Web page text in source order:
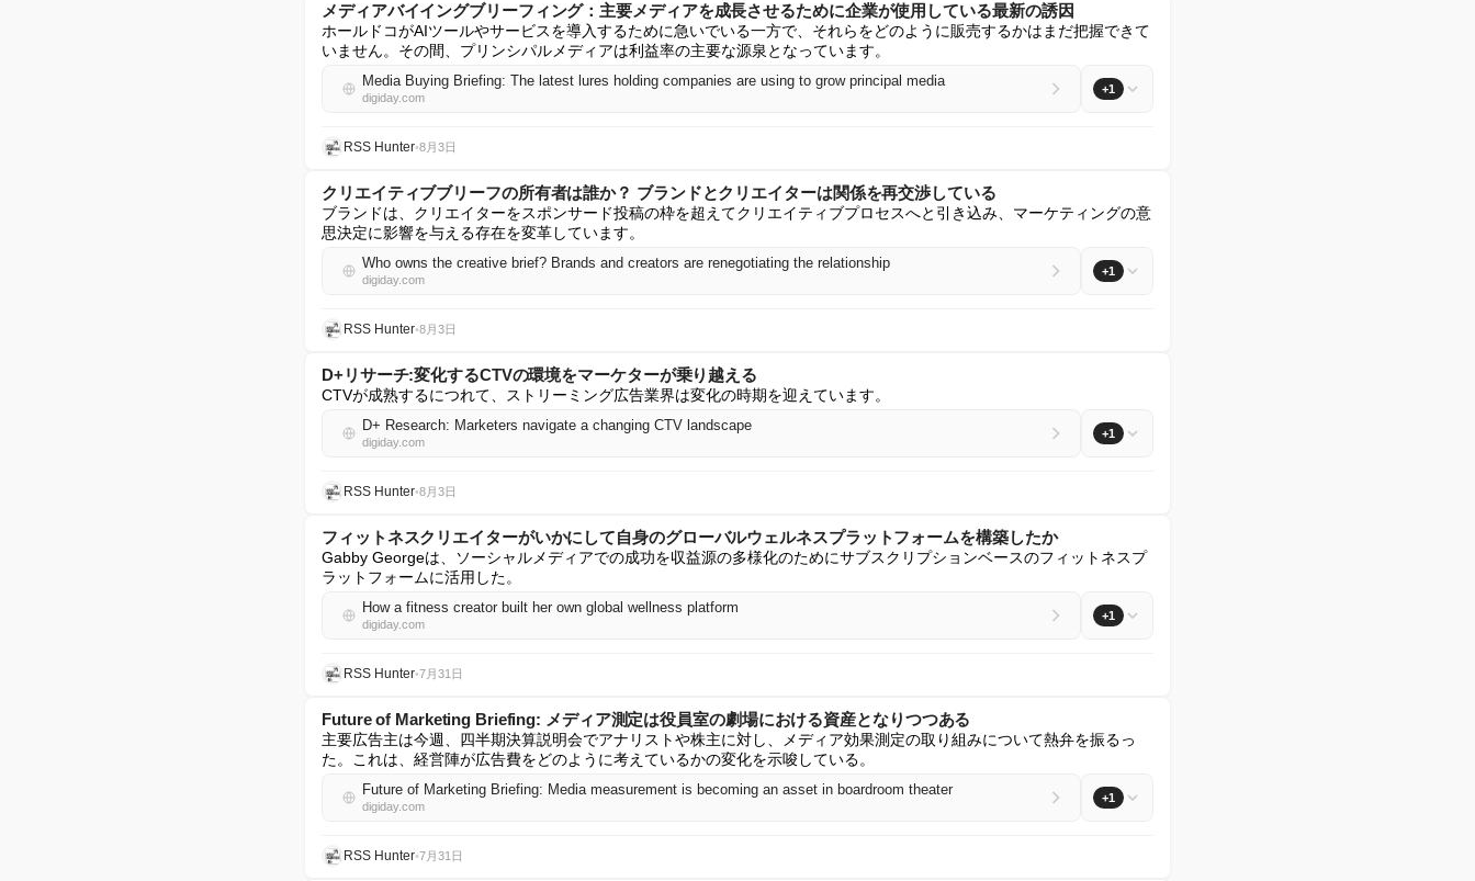
メディアバイイングブリーフィング：主要メディアを成長させるために企業が使用している最新の誘因
ホールドコがAIツールやサービスを導入するために急いでいる一方で、それらをどのように販売するかはまだ把握できて
いません。その間、プリンシパルメディアは利益率の主要な源泉となっています。
Media Buying Briefing: The latest lures holding companies are using to grow principal media
digiday.com
+1
RSS Hunter•8月3日
クリエイティブブリーフの所有者は誰か？ ブランドとクリエイターは関係を再交渉している
ブランドは、クリエイターをスポンサード投稿の枠を超えてクリエイティブプロセスへと引き込み、マーケティングの意
思決定に影響を与える存在を変革しています。
Who owns the creative brief? Brands and creators are renegotiating the relationship
digiday.com
+1
RSS Hunter•8月3日
D+リサーチ:変化するCTVの環境をマーケターが乗り越える
CTVが成熟するにつれて、ストリーミング広告業界は変化の時期を迎えています。
D+ Research: Marketers navigate a changing CTV landscape
digiday.com
+1
RSS Hunter•8月3日
フィットネスクリエイターがいかにして自身のグローバルウェルネスプラットフォームを構築したか
Gabby Georgeは、ソーシャルメディアでの成功を収益源の多様化のためにサブスクリプションベースのフィットネスプ
ラットフォームに活用した。
How a fitness creator built her own global wellness platform
digiday.com
+1
RSS Hunter•7月31日
Future of Marketing Briefing: メディア測定は役員室の劇場における資産となりつつある
主要広告主は今週、四半期決算説明会でアナリストや株主に対し、メディア効果測定の取り組みについて熱弁を振るっ
た。これは、経営陣が広告費をどのように考えているかの変化を示唆している。
Future of Marketing Briefing: Media measurement is becoming an asset in boardroom theater
digiday.com
+1
RSS Hunter•7月31日